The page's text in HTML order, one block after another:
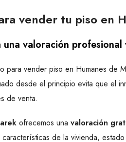
vender tu piso en
una valoración
para vender piso en Humanes de
desde el principio evita que el
de venta.
ofrecemos una valoración
de la vivienda,